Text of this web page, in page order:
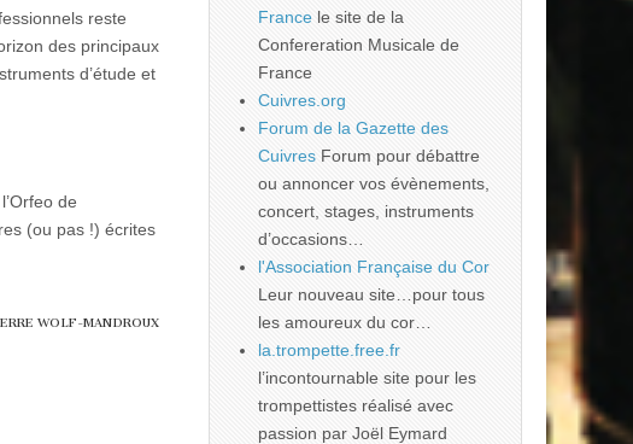
reste
des principaux
d’étude et
de
(ou pas !) écrites
WOLF-MANDROUX
France le site de la
Confereration Musicale de
France
Cuivres.org
Forum de la Gazette des
Cuivres Forum pour débattre
ou annoncer vos évènements,
concert, stages, instruments
d’occasions…
l'Association Française du Cor
Leur nouveau site…pour tous
les amoureux du cor…
la.trompette.free.fr
l’incontournable site pour les
trompettistes réalisé avec
passion par Joël Eymard